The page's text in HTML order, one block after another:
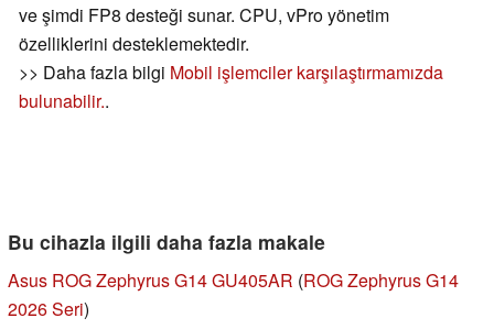
ve şimdi FP8 desteği sunar. CPU, vPro yönetim
özelliklerini desteklemektedir.
>> Daha fazla bilgi Mobil işlemciler karşılaştırmamızda
bulunabilir..
Bu cihazla ilgili daha fazla makale
Asus ROG Zephyrus G14 GU405AR (ROG Zephyrus G14
2026 Seri)